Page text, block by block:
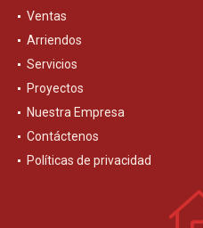
Ventas
Arriendos
Servicios
Proyectos
Nuestra Empresa
Contáctenos
Políticas de privacidad